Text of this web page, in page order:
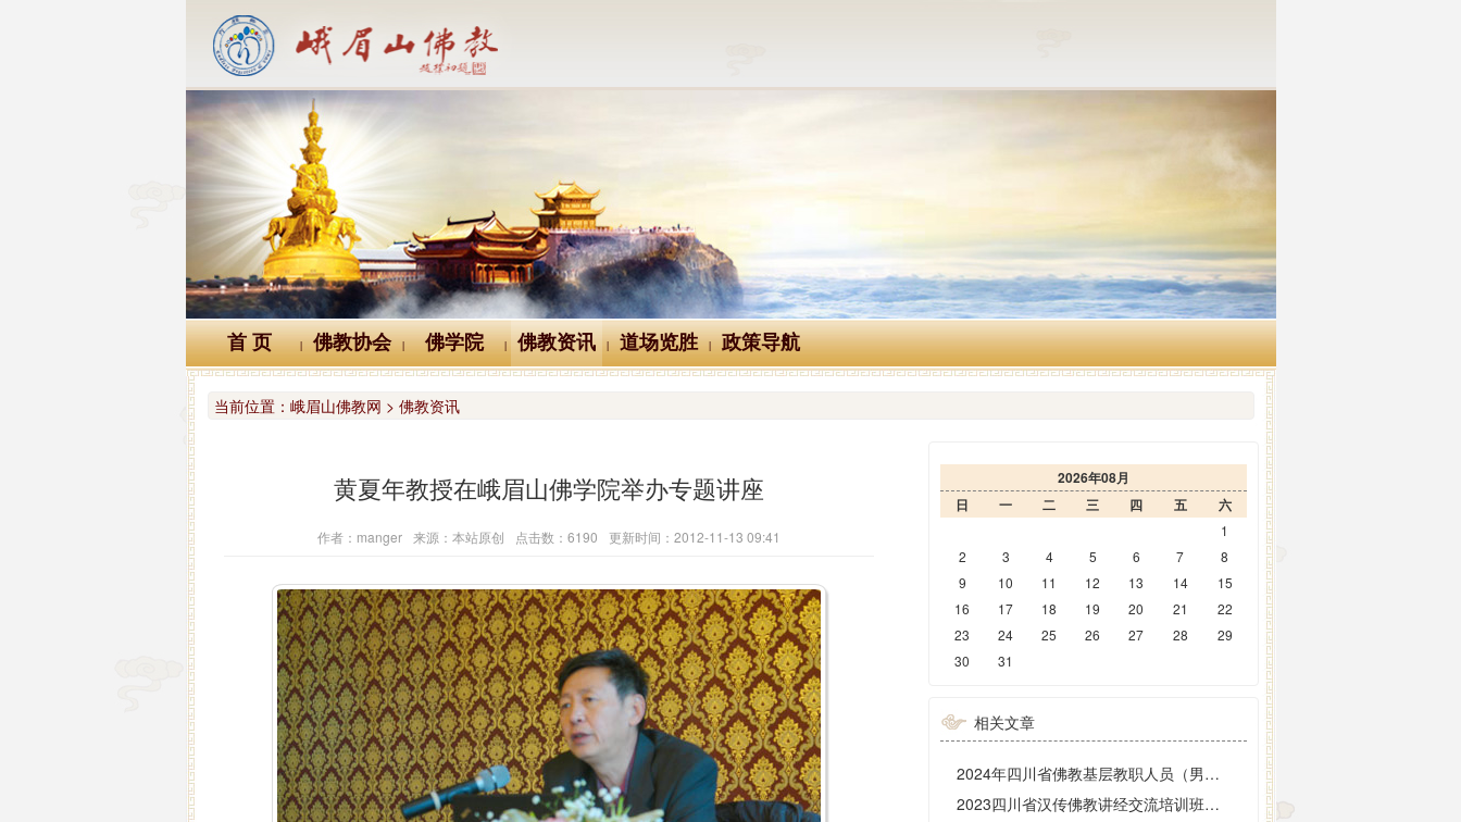
首 页 | 佛教协会 | 佛学院 | 佛教资讯 | 道场览胜 | 政策导航
当前位置： 峨眉山佛教网 > 佛教资讯
黄夏年教授在峨眉山佛学院举办专题讲座
作者：manger 来源：本站原创 点击数：6190 更新时间：2012-11-13 09:41
2026年08月
日
一 二 三 四 五 六
1
2
3 4 5 6 7
8
9
10 11 12 13 14
15
16
17 18 19 20 21
22
23
24 25 26 27 28
29
30
31
相关文章
2024年四川省佛教基层教职人员（男众）继续教育培训班在峨眉山佛学院开班
2023四川省汉传佛教讲经交流培训班于峨眉山佛学院圆满